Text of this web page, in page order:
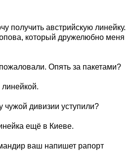
получить австрийскую линейку.
который дружелюбно меня
Опять за пакетами?
дивизии уступили?
ещё в Киеве.
ваш напишет рапорт